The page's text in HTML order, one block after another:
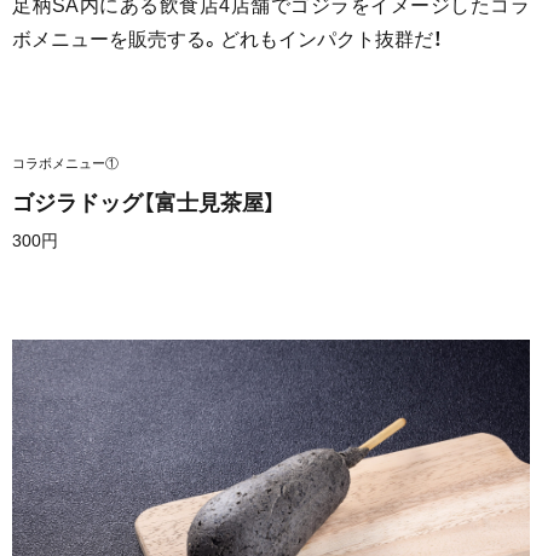
足柄SA内にある飲食店4店舗でゴジラをイメージしたコラ
ボメニューを販売する。どれもインパクト抜群だ！
コラボメニュー①
ゴジラドッグ【富士見茶屋】
300円